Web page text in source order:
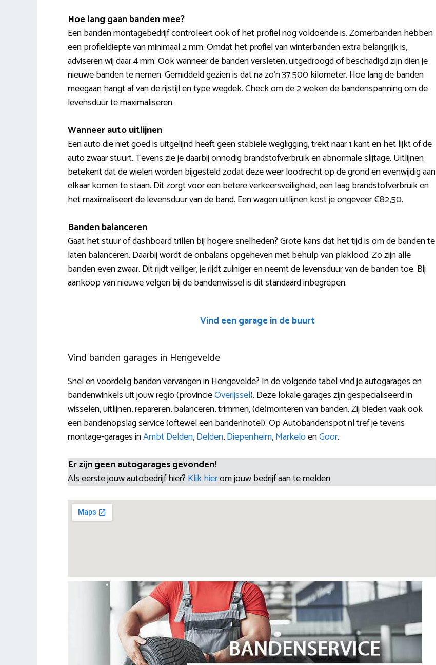
Hoe lang gaan banden mee?
Een banden montagebedrijf controleert ook of het profiel nog voldoende is. Zomerbanden hebben
een profieldiepte van minimaal 2 mm. Omdat het profiel van winterbanden extra belangrijk is,
adviseren wij daar 4 mm. Ook wanneer de banden versleten, uitgedroogd of beschadigd zijn dien je
nieuwe banden te nemen. Gemiddeld gezien is dat na zo’n 37.500 kilometer. Hoe lang de banden
meegaan hangt af van de rijstijl en type wegdek. Check om de 2 weken de bandenspanning om de
levensduur te maximaliseren.
Wanneer auto uitlijnen
Een auto die niet goed is uitgelijnd heeft geen stabiele wegligging, trekt naar 1 kant en het lijkt of de
auto zwaar stuurt. Tevens zie je daarbij onnodig brandstofverbruik en abnormale slijtage. Uitlijnen
betekent dat de wielen worden bijgesteld zodat deze weer loodrecht op de grond en evenwijdig aan
elkaar komen te staan. Dit zorgt voor een betere verkeersveiligheid, een laag brandstofverbruik en
het maximaliseert de levensduur van de band. Een wagen uitlijnen kost je ongeveer €82,50.
Banden balanceren
Gaat het stuur of dashboard trillen bij hogere snelheden? Grote kans dat het tijd is om de banden te
laten balanceren. Daarbij wordt de onbalans opgeheven met behulp van plaklood. Zo zijn alle
banden even zwaar. Dit rijdt veiliger, je rijdt zuiniger en neemt de levensduur van de banden toe. Bij
aankoop van nieuwe velgen bij de bandenwissel is dit standaard inbegrepen.
Vind een garage in de buurt
Vind banden garages in Hengevelde
Snel en voordelig banden vervangen in Hengevelde? In de volgende tabel vind je autogarages en
bandenwinkels uit jouw regio (provincieOverijssel). Deze lokale garages zijn gespecialiseerd in
wisselen, uitlijnen, repareren, balanceren, trimmen, (de)monteren van banden. Zij bieden vaak ook
een bandenopslag service (oftewel een bandenhotel). Op Autobandenspot.nl tref je tevens
montage-garages inAmbt Delden,Delden,Diepenheim,MarkeloenGoor.
Er zijn geen autogarages gevonden!
Als eerste jouw autobedrijf hier? Klik hierom jouw bedrijf aan te melden